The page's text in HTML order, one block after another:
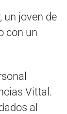
un joven de
con un
Vittal.
al